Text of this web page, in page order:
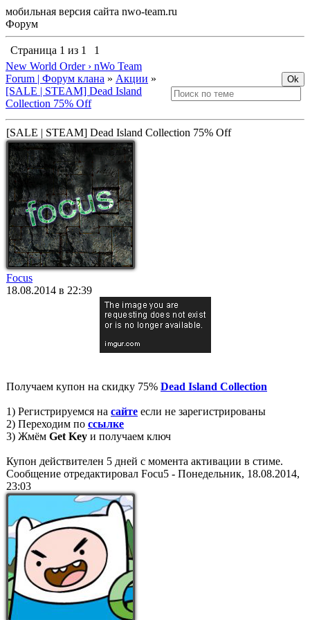
мобильная версия сайта nwo-team.ru
Форум
Страница 1 из 1
1
New World Order › nWo Team
Forum | Форум клана » Акции »
[SALE | STEAM] Dead Island
Collection 75% Off
[SALE | STEAM] Dead Island Collection 75% Off
Focus
18.08.2014 в 22:39
Получаем купон на скидку 75% Dead Island Collection
1) Регистрируемся на сайте если не зарегистрированы
2) Переходим по ссылке
3) Жмём Get Key и получаем ключ
Купон действителен 5 дней с момента активации в стиме.
Сообщение отредактировал Focu5 - Понедельник, 18.08.2014,
23:03